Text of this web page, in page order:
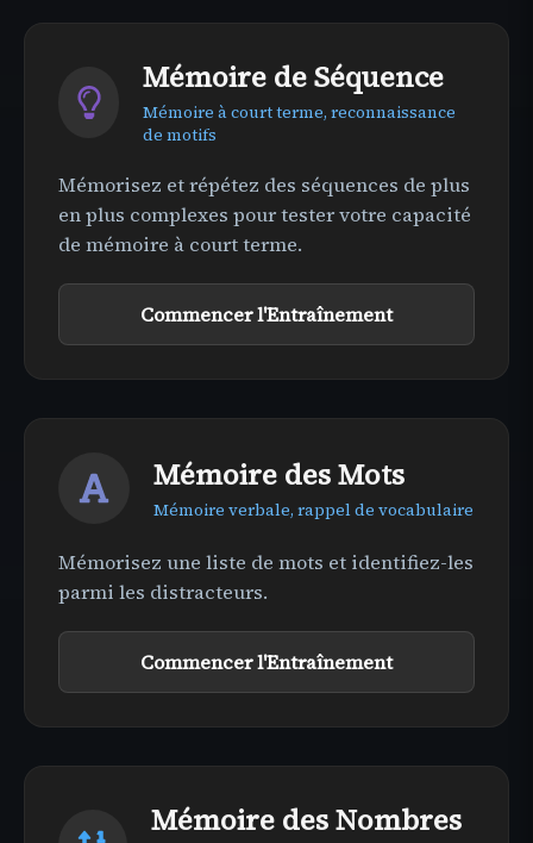
Mémoire de Séquence
Mémoire à court terme, reconnaissance
de motifs
Mémorisez et répétez des séquences de plus
en plus complexes pour tester votre capacité
de mémoire à court terme.
Commencer l'Entraînement
Mémoire des Mots
Mémoire verbale, rappel de vocabulaire
Mémorisez une liste de mots et identifiez-les
parmi les distracteurs.
Commencer l'Entraînement
Mémoire des Nombres